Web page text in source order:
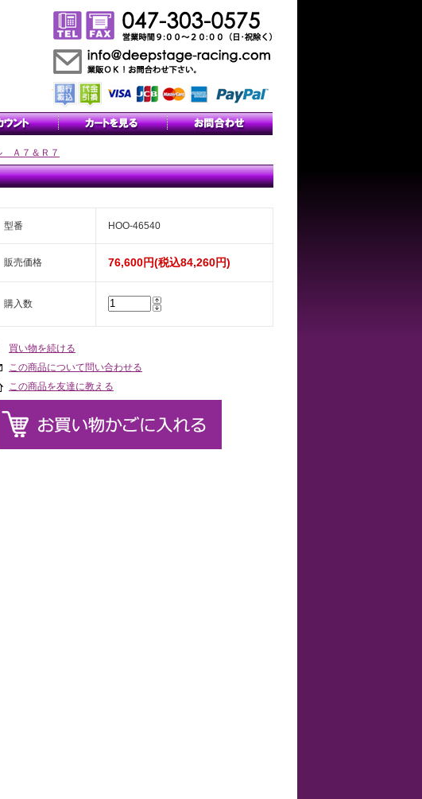
Ａ７＆Ｒ７
型番 HOO-46540
販売価格 76,600円(税込84,260円)
購入数
買い物を続ける
この商品について問い合わせる
この商品を友達に教える